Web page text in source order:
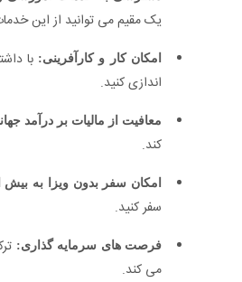
یک مقیم می توانید از این
امکان کار و کارآفرینی: با
اندازی کنید.
معافیت از مالیات بر درآمد
کند.
امکان سفر بدون ویزا به بیش از 110
سفر کنید.
فرصت های سرمایه گذاری:
می کند.